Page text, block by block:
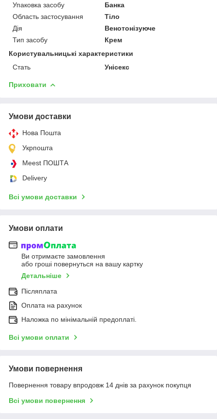
Упаковка засобу
Банка
Область застосування
Тіло
Дія
Венотонізуюче
Тип засобу
Крем
Користувальницькі характеристики
Стать
Унісекс
Приховати
Умови доставки
Нова Пошта
Укрпошта
Meest ПОШТА
Delivery
Всі умови доставки
Умови оплати
Ви отримаєте замовлення
або гроші повернуться на вашу картку
Детальніше
Післяплата
Оплата на рахунок
Наложка по мінімальній предоплаті.
Всі умови оплати
Умови повернення
Повернення товару впродовж 14 днів за рахунок покупця
Всі умови повернення